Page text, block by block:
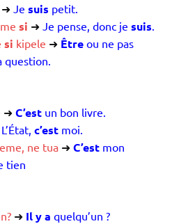
➜ Je suis petit.
me si ➜ Je pense, donc je suis
si kipele ➜ Être ou ne pas
question.
➜ C’est un bon livre.
L’État, c’est moi.
ne tua ➜ C’est mon
tien
? ➜ Il y a quelqu’un ?